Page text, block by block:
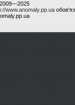
2009—2025
www.anomaly.pp.ua